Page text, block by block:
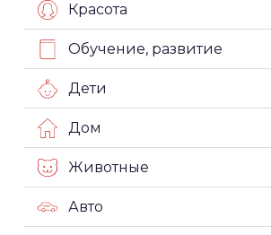
Красота
Обучение, развитие
Дети
Дом
Животные
Авто